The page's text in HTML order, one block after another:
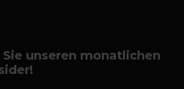
unseren monatlichen